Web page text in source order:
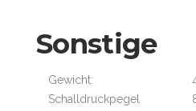
Sonstige
Gewicht:
Schalldruckpegel